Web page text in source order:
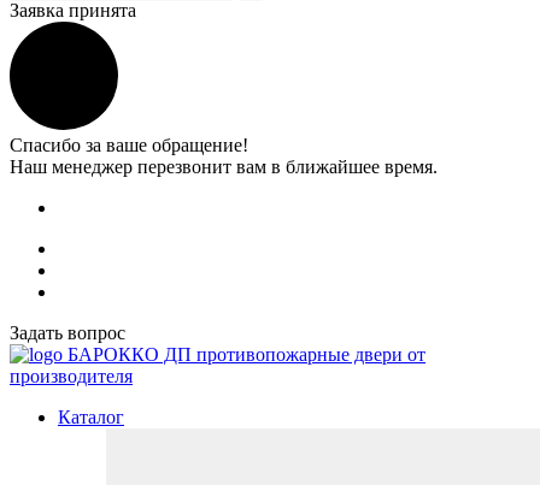
Заявка принята
Спасибо за ваше обращение!
Наш менеджер перезвонит вам в ближайшее время.
Задать вопрос
БАРОККО ДП противопожарные двери от
производителя
Каталог